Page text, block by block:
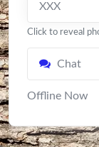
XXX
Click to reveal
Chat
Offline Now